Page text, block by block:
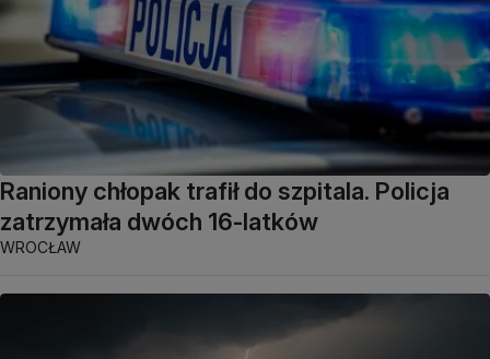
Raniony chłopak trafił do szpitala. Policja
zatrzymała dwóch 16-latków
WROCŁAW